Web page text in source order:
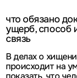
что обязано
ущерб, способ
связь
В делах о
происходит на